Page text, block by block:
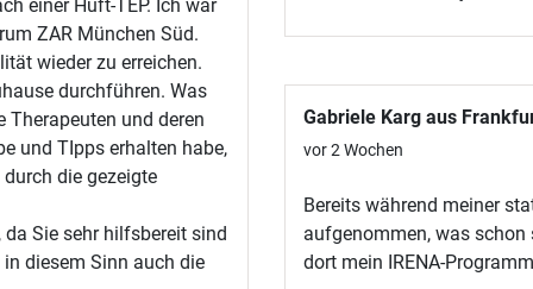
einer Hüft-TEP. Ich war
ZAR München Süd.
wieder zu erreichen.
durchführen. Was
Therapeuten und deren
und TIpps erhalten habe,
die gezeigte
Sie sehr hilfsbereit sind
diesem Sinn auch die
Gabriele Karg aus
vor 2 Wochen
Bereits während meiner
aufgenommen, was
dort mein IRENA-